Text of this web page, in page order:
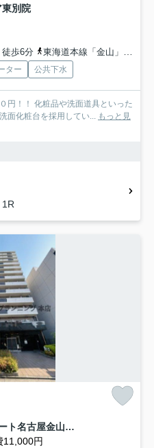
別院
歩6分
東海道本線「金山」駅 徒歩14分
ター 公共下水
円！！ 化粧品や洗面道具といった
面化粧台を採用してい... もっと見
仲介手数料0円！プレミアムコート名古屋金山インテルノ
11,000円